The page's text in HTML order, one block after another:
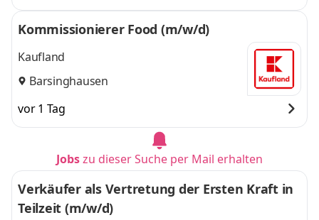
Kommissionierer Food (m/w/d)
Kaufland
Barsinghausen
vor 1 Tag
Jobszu dieser Suche per Mail erhalten
Verkäufer als Vertretung der Ersten Kraft in
Teilzeit (m/w/d)